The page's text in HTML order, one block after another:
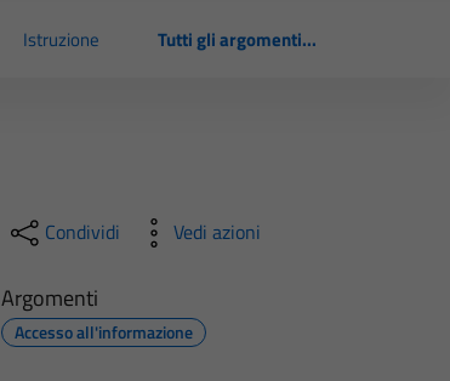
Istruzione Tutti gli argomenti...
Condividi Vedi azioni
Argomenti
Accesso all'informazione